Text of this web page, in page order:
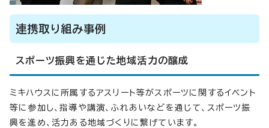
連携取り組み事例
スポーツ振興を通じた地域活力の醸成
ミキハウスに所属するアスリート等がスポーツに関するイベント
等に参加し、指導や講演、ふれあいなどを通じて、スポーツ振
興を進め、活力ある地域づくりに繋げています。